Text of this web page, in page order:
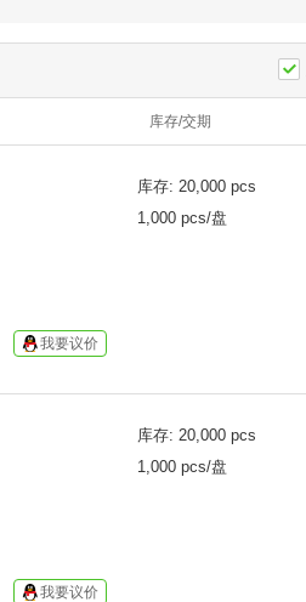
库存/交期
我要议价
库存: 20,000 pcs
1,000 pcs/盘
我要议价
库存: 20,000 pcs
1,000 pcs/盘